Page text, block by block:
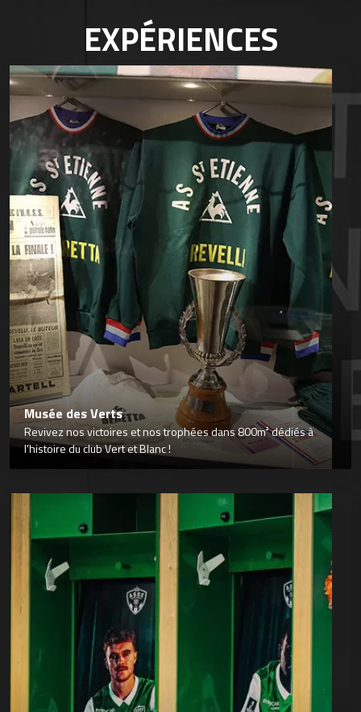
EXPÉRIENCES
Musée des Verts
Revivez nos victoires et nos trophées dans 800m² dédiés à
l’histoire du club Vert et Blanc !